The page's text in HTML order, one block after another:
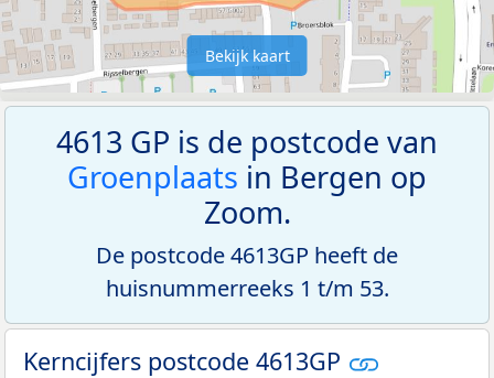
Bekijk kaart
4613 GP is de postcode van
Groenplaats in Bergen op
Zoom.
De postcode 4613GP heeft de
huisnummerreeks 1 t/m 53.
Kerncijfers postcode 4613GP